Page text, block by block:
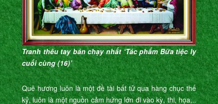
Tranh thêu tay bán chạy nhất ‘Tác phẩm Bữa tiệc ly
cuối cùng (16)’
Quê hương luôn là một đề tài bất tử qua hàng chục thế
kỷ, luôn là một nguồn cảm hứng lớn đi vào kỳ, thi, họa,..